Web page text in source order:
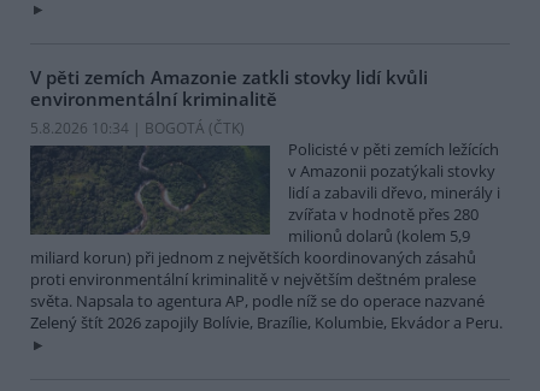
V pěti zemích Amazonie zatkli stovky lidí kvůli
environmentální kriminalitě
5.8.2026 10:34 | BOGOTÁ (ČTK)
Policisté v pěti zemích ležících
v Amazonii pozatýkali stovky
lidí a zabavili dřevo, minerály i
zvířata v hodnotě přes 280
milionů dolarů (kolem 5,9
miliard korun) při jednom z největších koordinovaných zásahů
proti environmentální kriminalitě v největším deštném pralese
světa. Napsala to agentura AP, podle níž se do operace nazvané
Zelený štít 2026 zapojily Bolívie, Brazílie, Kolumbie, Ekvádor a Peru.